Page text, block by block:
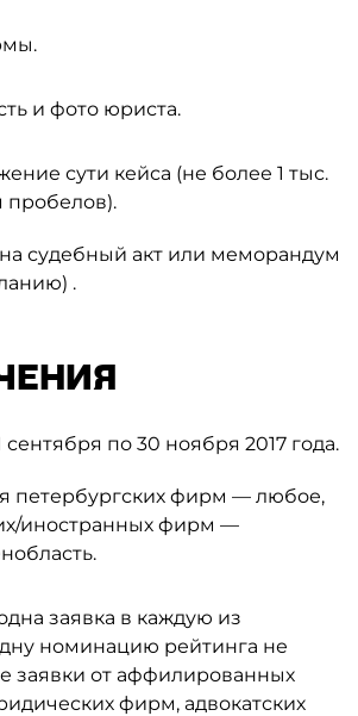
и фото юриста.
сути кейса (не более 1 тыс.
пробелов).
судебный акт или меморандум
.
сентября по 30 ноября 2017 года.
петербургских фирм — любое,
иностранных фирм —
заявка в каждую из
номинацию рейтинга не
заявки от аффилированных
фирм, адвокатских